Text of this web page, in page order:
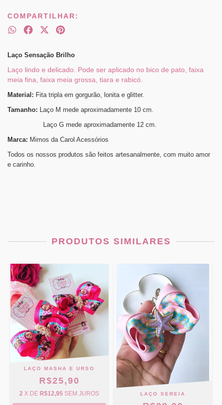
COMPARTILHAR:
Laço Sensação Brilho
Laço lindo e delicado. Pode ser aplicado no bico de pato, faixa
meia fina, faixa meia grossa, tiara e rabicó.
Material: Fita tripla em gorgurão, lonita e glitter.
Tamanho: Laço M mede aproximadamente 10 cm.
Laço G mede aproximadamente 12 cm.
Marca: Mimos da Carol Acessórios
Todos os nossos produtos são feitos artesanalmente, com muito amor
e carinho.
PRODUTOS SIMILARES
LAÇO MASHA E URSO
R$25,90
2 X DE R$12,95 SEM JUROS LAÇO SEREIA